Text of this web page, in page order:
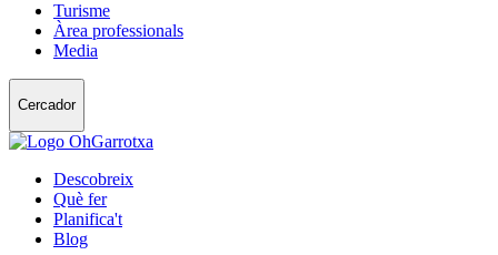
Turisme
Àrea professionals
Media
Cercador
Descobreix
Què fer
Planifica't
Blog